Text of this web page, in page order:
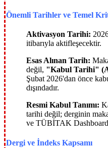
Önemli Tarihler ve Temel
Aktivasyon Tarihi:
itibarıyla aktifleşecektir.
Esas Alınan Tarih:
değil, "Kabul Tarihi"
Şubat 2026'dan önce
dışındadır.
Resmi Kabul Tanımı:
tarihi değil; derginin
ve TÜBİTAK
Dergi ve İndeks Kapsamı